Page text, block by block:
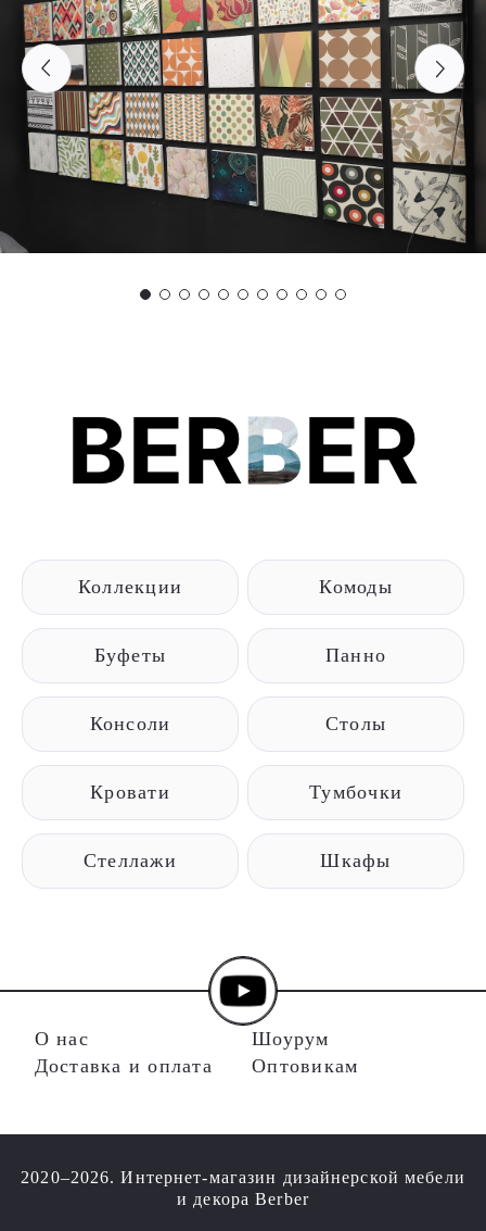
BERBER
Коллекции Комоды
Буфеты Панно
Консоли Столы
Кровати Тумбочки
Стеллажи Шкафы
О нас
Доставка и оплата
Шоурум
Оптовикам
2020–2026. Интернет-магазин дизайнерской мебели
и декора Berber